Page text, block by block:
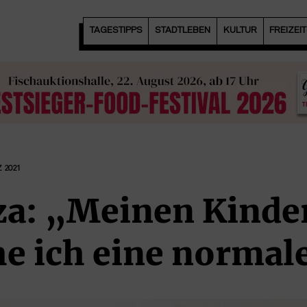
TAGESTIPPS STADTLEBEN KULTUR
2021
„Meinen
ich eine